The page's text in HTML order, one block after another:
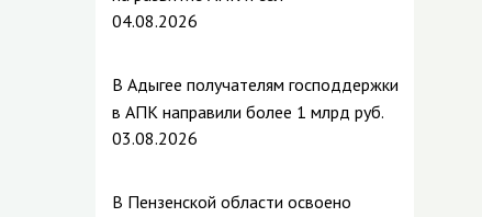
04.08.2026
В Адыгее получателям господдержки
в АПК направили более 1 млрд руб.
03.08.2026
В Пензенской области освоено